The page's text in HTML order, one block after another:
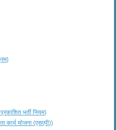
भर्ती नियम)
योजना (एसएपी))